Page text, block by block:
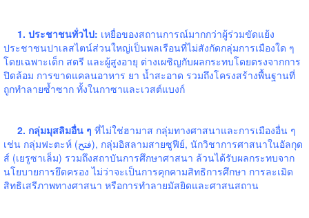
1. ประชาชนทั่วไป: เหยื่อของสถานการณ์มากกว่าผู้ร่วมขัดแย้ง
ประชาชนปาเลสไตน์ส่วนใหญ่เป็นพลเรือนที่ไม่สังกัดกลุ่มการเมืองใด ๆ
โดยเฉพาะเด็ก สตรี และผู้สูงอายุ ต่างเผชิญกับผลกระทบโดยตรงจากการ
ปิดล้อม การขาดแคลนอาหาร ยา น้ำสะอาด รวมถึงโครงสร้างพื้นฐานที่
ถูกทำลายซ้ำซาก ทั้งในกาซาและเวสต์แบงก์
2. กลุ่มมุสลิมอื่น ๆ ที่ไม่ใช่ฮามาส กลุ่มทางศาสนาและการเมืองอื่น ๆ
เช่น กลุ่มฟะตะห์ (فتح), กลุ่มอิสลามสายซูฟีย์, นักวิชาการศาสนาในอัลกุด
ส์ (เยรูซาเล็ม) รวมถึงสถาบันการศึกษาศาสนา ล้วนได้รับผลกระทบจาก
นโยบายการยึดครอง ไม่ว่าจะเป็นการคุกคามสิทธิการศึกษา การละเมิด
สิทธิเสรีภาพทางศาสนา หรือการทำลายมัสยิดและศาสนสถาน